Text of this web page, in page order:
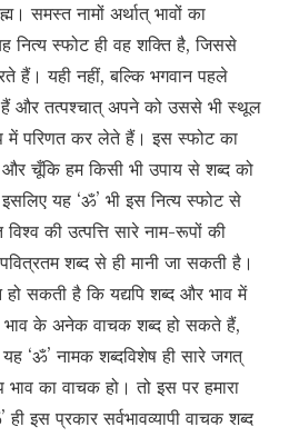
समस्त नामों अर्थात् भावों का
नित्य स्फोट ही वह शक्ति है, जिससे
हैं। यही नहीं, बल्कि भगवान पहले
और तत्पश्चात् अपने को उससे भी स्थूल
में परिणत कर लेते हैं। इस स्फोट का
चूँकि हम किसी भी उपाय से शब्द को
यह ‘ॐ’ भी इस नित्य स्फोट से
की उत्पत्ति सारे नाम-रूपों की
शब्द से ही मानी जा सकती है।
सकती है कि यद्यपि शब्द और भाव में
भाव के अनेक वाचक शब्द हो सकते हैं,
‘ॐ’ नामक शब्दविशेष ही सारे जगत्
का वाचक हो। तो इस पर हमारा
इस प्रकार सर्वभावव्यापी वाचक शब्द